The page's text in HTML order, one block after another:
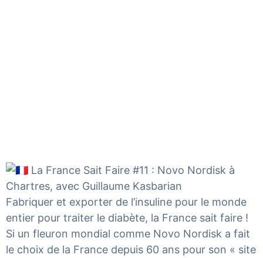
La France Sait Faire #11 : Novo Nordisk à
Chartres, avec Guillaume Kasbarian
Fabriquer et exporter de l’insuline pour le monde
entier pour traiter le diabète, la France sait faire !
Si un fleuron mondial comme Novo Nordisk a fait
le choix de la France depuis 60 ans pour son « site